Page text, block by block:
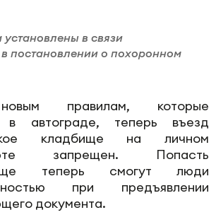
в связи
постановлении о похоронном
правилам, которые
в автограде, теперь въезд
кладбище на личном
запрещен. Попасть
теперь смогут люди
при предъявлении
документа.